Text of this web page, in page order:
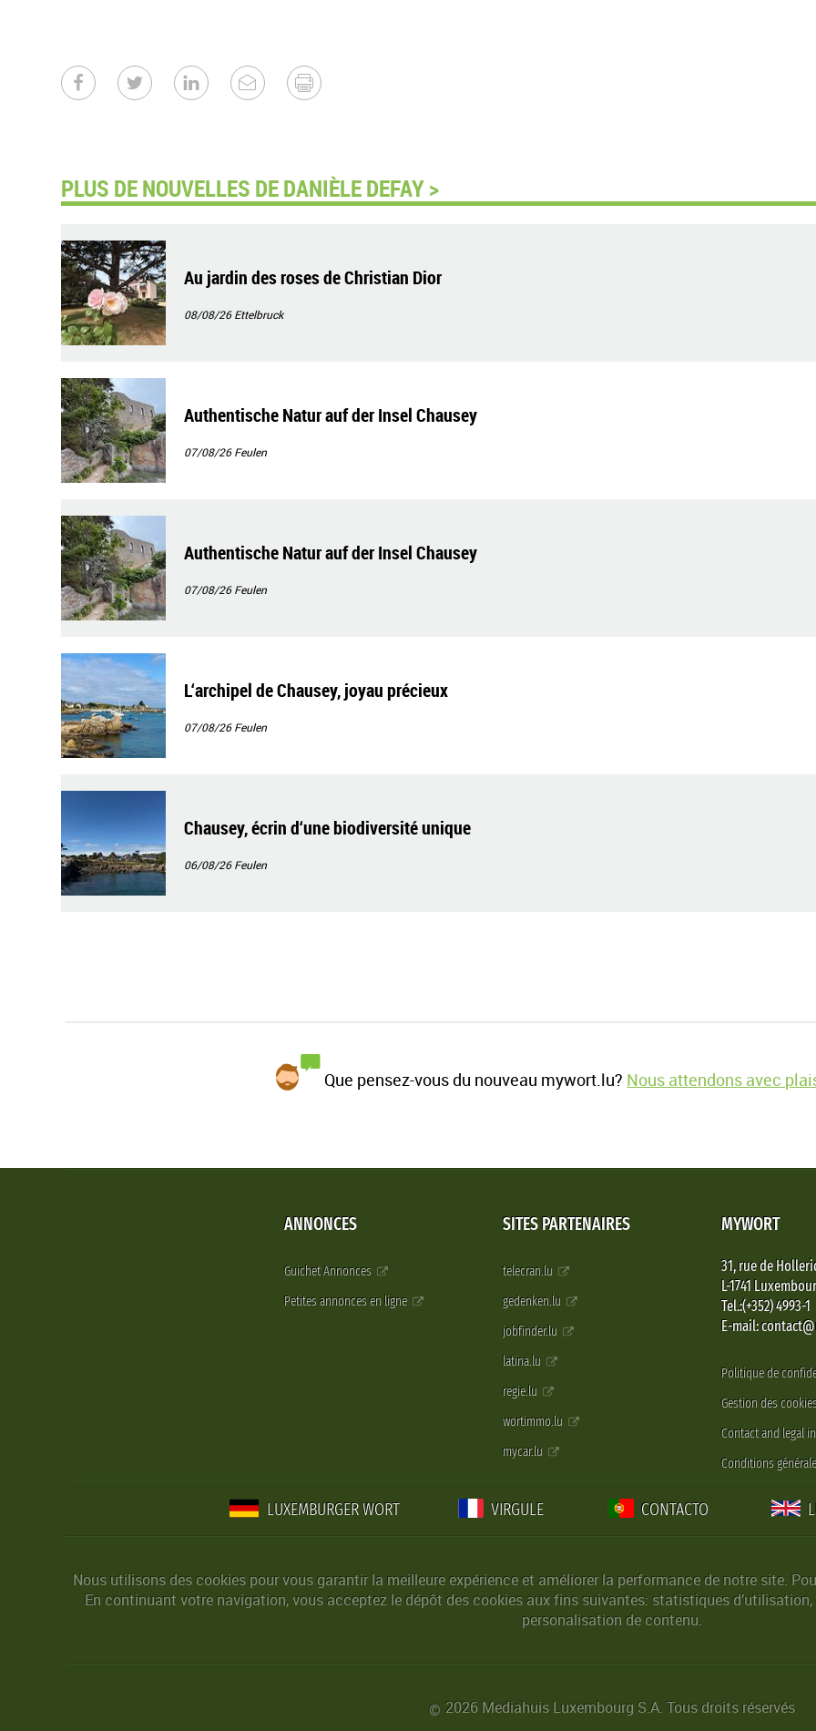
PLUS DE NOUVELLES DE DANIÈLE DEFAY >
Au jardin des roses de Christian Dior
08/08/26Ettelbruck
Authentische Natur auf der Insel Chausey
07/08/26Feulen
Authentische Natur auf der Insel Chausey
07/08/26Feulen
L‘archipel de Chausey, joyau précieux
07/08/26Feulen
Chausey, écrin d‘une biodiversité unique
06/08/26Feulen
Que pensez-vous du nouveau mywort.lu? Nous attendons avec
ANNONCES
Guichet Annonces
Petites annonces en ligne
SITES PARTENAIRES
telecran.lu
gedenken.lu
jobfinder.lu
latina.lu
regie.lu
wortimmo.lu
mycar.lu
MYWORT
31, rue de
L-1741
Tel.:(+352) 4993-1
E-mail:
Politique de
Gestion des cookies
Contact and legal
Conditions
LUXEMBURGER WORT VIRGULE CONTACTO
Nous utilisons des cookies pour vous garantir la meilleure expérience et améliorer la performance de notre site.
En continuant votre navigation, vous acceptez le dépôt des cookies aux fins suivantes: statistiques
personalisation de contenu.
© 2026 Mediahuis Luxembourg S.A. Tous droits réservés